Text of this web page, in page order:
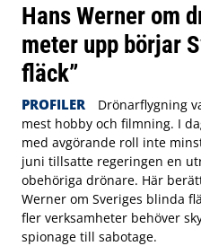
Hans Werner om
meter upp börjar
fläck”
PROFILER
Drönarflygning
mest hobby och filmning. I
med avgörande roll inte
juni tillsatte regeringen en
obehöriga drönare. Här
Werner om Sveriges blinda
fler verksamheter behöver
spionage till sabotage.